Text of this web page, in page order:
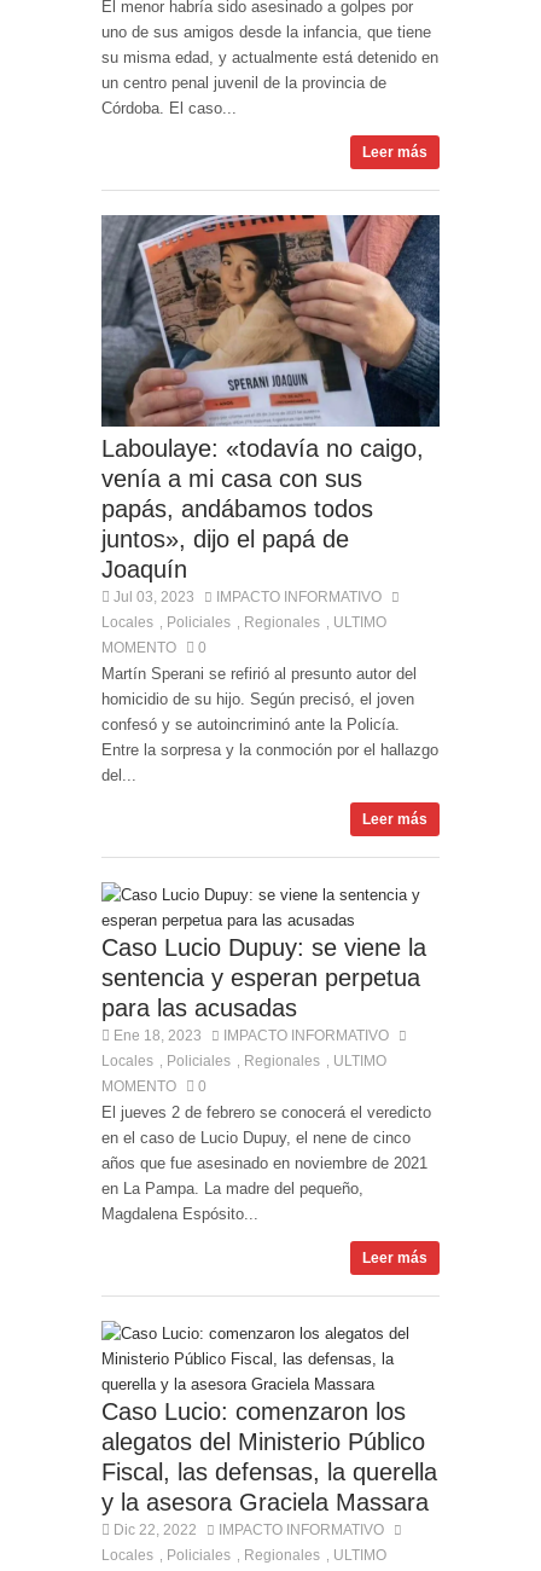
El menor habría sido asesinado a golpes por
uno de sus amigos desde la infancia, que tiene
su misma edad, y actualmente está detenido en
un centro penal juvenil de la provincia de
Córdoba. El caso...
Leer más
Laboulaye: «todavía no caigo,
venía a mi casa con sus
papás, andábamos todos
juntos», dijo el papá de
Joaquín
Jul 03, 2023
IMPACTO INFORMATIVO
Locales
Policiales Regionales
ULTIMO
MOMENTO
0
Martín Sperani se refirió al presunto autor del
homicidio de su hijo. Según precisó, el joven
confesó y se autoincriminó ante la Policía.
Entre la sorpresa y la conmoción por el hallazgo
del...
Leer más
Caso Lucio Dupuy: se viene la
sentencia y esperan perpetua
para las acusadas
Ene 18, 2023
IMPACTO INFORMATIVO
Locales
Policiales Regionales
ULTIMO
MOMENTO
0
El jueves 2 de febrero se conocerá el veredicto
en el caso de Lucio Dupuy, el nene de cinco
años que fue asesinado en noviembre de 2021
en La Pampa. La madre del pequeño,
Magdalena Espósito...
Leer más
Caso Lucio: comenzaron los
alegatos del Ministerio Público
Fiscal, las defensas, la querella
y la asesora Graciela Massara
Dic 22, 2022
IMPACTO INFORMATIVO
Locales
Policiales Regionales ULTIMO